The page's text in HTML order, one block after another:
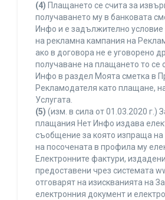
(4) Плащането се счита за
получаването му в банковата
Инфо и е задължително условие
на рекламна кампания на
ако в договора не е уговорено
получаване на плащането то се
Инфо в раздел Моята сметка в
Рекламодателя като плащане,
Услугата.
(5) (изм. в сила от 01.03.2020 г.)
плащания Нет Инфо издава
съобщение за която изпраща
на посочената в профила му
Електронните фактури,
предоставени чрез системата
отговарят на изискванията на
електронния документ и